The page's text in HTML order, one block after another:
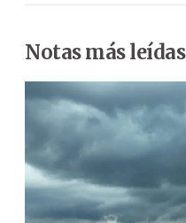
Notas más leídas